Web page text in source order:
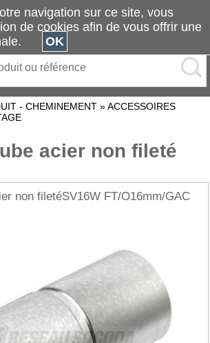
- CHEMINEMENT »ACCESSOIRES
acier non fileté
non filetéSV16W FT/O16mm/GAC
navigation sur ce site, vous
de cookies afin de vous offrir une
OK